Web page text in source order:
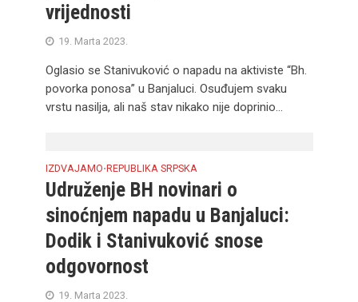
vrijednosti
19. Marta 2023.
Oglasio se Stanivuković o napadu na aktiviste “Bh.
povorka ponosa” u Banjaluci. Osuđujem svaku
vrstu nasilja, ali naš stav nikako nije doprinio...
IZDVAJAMO•REPUBLIKA SRPSKA
Udruženje BH novinari o
sinoćnjem napadu u Banjaluci:
Dodik i Stanivuković snose
odgovornost
19. Marta 2023.